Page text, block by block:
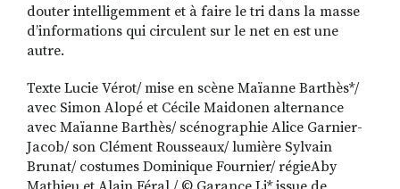
douter intelligemment et à faire le tri dans la masse
d’informations qui circulent sur le net en est une
autre.
Texte Lucie Vérot/ mise en scène Maïanne Barthès*/
avec Simon Alopé et Cécile Maidonen alternance
avec Maïanne Barthès/ scénographie Alice Garnier-
Jacob/ son Clément Rousseaux/ lumière Sylvain
Brunat/ costumes Dominique Fournier/ régieAby